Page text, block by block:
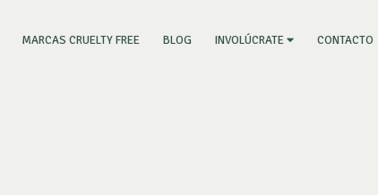
MARCAS CRUELTY FREE BLOG INVOLÚCRATE CONTACTO